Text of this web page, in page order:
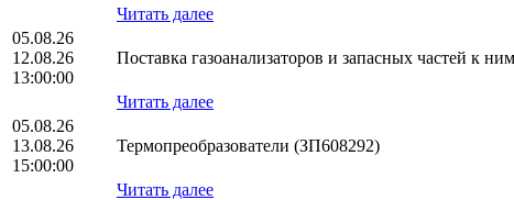
Читать далее
05.08.26
12.08.26
13:00:00
Поставка газоанализаторов и запасных частей
Читать далее
05.08.26
13.08.26
15:00:00
Термопреобразователи (ЗП608292)
Читать далее